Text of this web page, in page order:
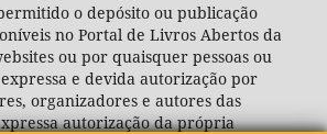
o depósito ou publicação
no Portal de Livros Abertos da
ou por quaisquer pessoas ou
e devida autorização por
organizadores e autores das
autorização da própria